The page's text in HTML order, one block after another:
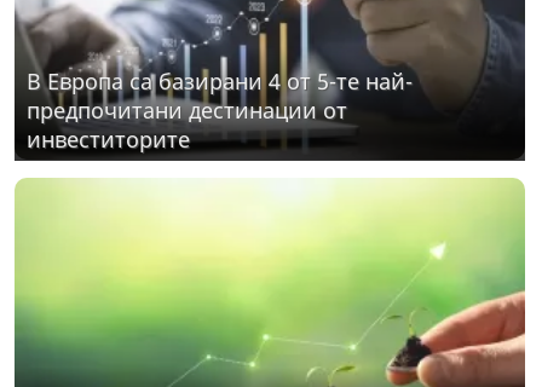
В Европа са базирани 4 от 5-те най-
предпочитани дестинации от
инвеститорите